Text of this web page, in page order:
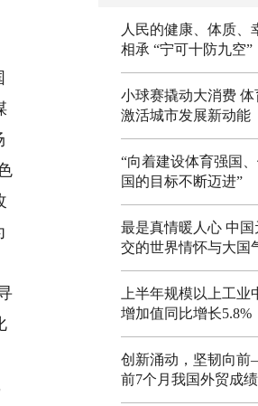
人民的健康、体质、
相承 “宁可十防九空”
小球赛撬动大消费 体
激活城市发展新动能
“向着建设体育强国
国的目标不断迈进”
最是真情暖人心 中国
交的世界情怀与大国
上半年规模以上工业
增加值同比增长5.8%
创新涌动，坚韧向
前7个月我国外贸成